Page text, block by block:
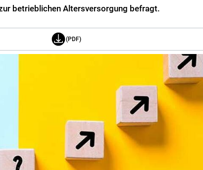
betrieblichen Altersversorgung befragt.
(PDF)